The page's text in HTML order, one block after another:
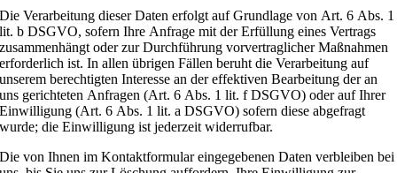
Die Verarbeitung dieser Daten erfolgt auf Grundlage von Art. 6 Abs. 1
lit. b DSGVO, sofern Ihre Anfrage mit der Erfüllung eines Vertrags
zusammenhängt oder zur Durchführung vorvertraglicher Maßnahmen
erforderlich ist. In allen übrigen Fällen beruht die Verarbeitung auf
unserem berechtigten Interesse an der effektiven Bearbeitung der an
uns gerichteten Anfragen (Art. 6 Abs. 1 lit. f DSGVO) oder auf Ihrer
Einwilligung (Art. 6 Abs. 1 lit. a DSGVO) sofern diese abgefragt
wurde; die Einwilligung ist jederzeit widerrufbar.
Die von Ihnen im Kontaktformular eingegebenen Daten verbleiben bei